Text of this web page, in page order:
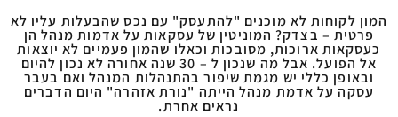
המון לקוחות לא מוכנים "להתעסק" עם נכס שהבעלות עליו לא
פרטית – בצדק? ‏המוניטין של עסקאות על אדמות מנהל הן
כעסקאות ארוכות, מסובכות וכאלו שהמון ‏פעמיים לא יוצאות
אל הפועל. אבל מה שנכון ל – 30 שנה אחורה לא נכון להיום
‏ובאופן כללי יש מגמת שיפור בהתנהלות המנהל ואם בעבר
עסקה על אדמת מנהל ‏הייתה "נורת אזהרה" היום הדברים
נראים אחרת.‏